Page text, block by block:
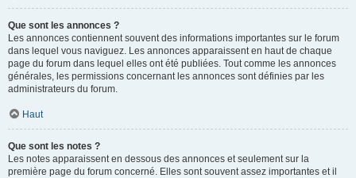
Que sont les annonces ?
Les annonces contiennent souvent des informations importantes sur le forum
dans lequel vous naviguez. Les annonces apparaissent en haut de chaque
page du forum dans lequel elles ont été publiées. Tout comme les annonces
générales, les permissions concernant les annonces sont définies par les
administrateurs du forum.
Haut
Que sont les notes ?
Les notes apparaissent en dessous des annonces et seulement sur la
première page du forum concerné. Elles sont souvent assez importantes et il